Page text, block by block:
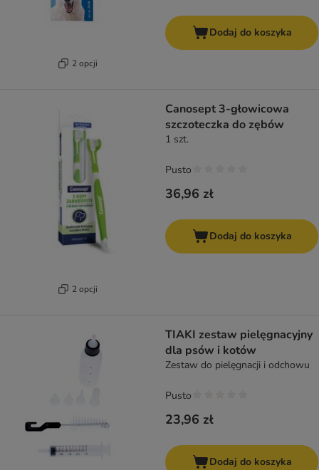
2 opcji
Dodaj do koszyka
2 opcji
Canosept 3-głowicowa
szczoteczka do zębów
1 szt.
36,96 zł
Pusto
Dodaj do koszyka
TIAKI zestaw pielęgnacyjny
dla psów i kotów
Zestaw do pielęgnacji i odchowu
23,96 zł
Pusto
Dodaj do koszyka